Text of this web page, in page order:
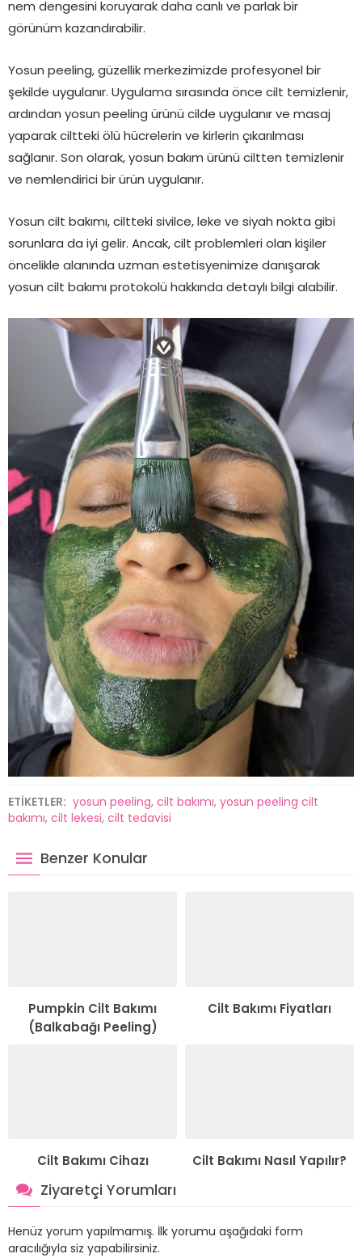
nem dengesini koruyarak daha canlı ve parlak bir
görünüm kazandırabilir.
Yosun peeling, güzellik merkezimizde profesyonel bir
şekilde uygulanır. Uygulama sırasında önce cilt temizlenir,
ardından yosun peeling ürünü cilde uygulanır ve masaj
yaparak ciltteki ölü hücrelerin ve kirlerin çıkarılması
sağlanır. Son olarak, yosun bakım ürünü ciltten temizlenir
ve nemlendirici bir ürün uygulanır.
Yosun cilt bakımı, ciltteki sivilce, leke ve siyah nokta gibi
sorunlara da iyi gelir. Ancak, cilt problemleri olan kişiler
öncelikle alanında uzman estetisyenimize danışarak
yosun cilt bakımı protokolü hakkında detaylı bilgi alabilir.
ETİKETLER: yosun peeling, cilt bakımı, yosun peeling cilt
bakımı, cilt lekesi, cilt tedavisi
Benzer Konular
Pumpkin Cilt Bakımı
(Balkabağı Peeling)
Cilt Bakımı Fiyatları
Cilt Bakımı Cihazı Cilt Bakımı Nasıl Yapılır?
Ziyaretçi Yorumları
Henüz yorum yapılmamış. İlk yorumu aşağıdaki form
aracılığıyla siz yapabilirsiniz.